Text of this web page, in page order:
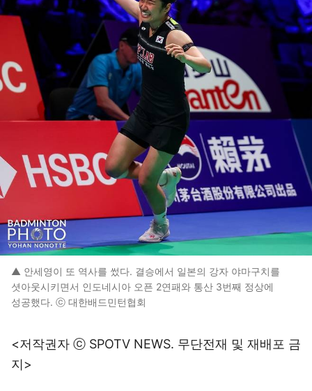
▲ 안세영이 또 역사를 썼다. 결승에서 일본의 강자 야마구치를
셧아웃시키면서 인도네시아 오픈 2연패와 통산 3번째 정상에
성공했다. ⓒ 대한배드민턴협회
<저작권자 ⓒ SPOTV NEWS. 무단전재 및 재배포 금
지>